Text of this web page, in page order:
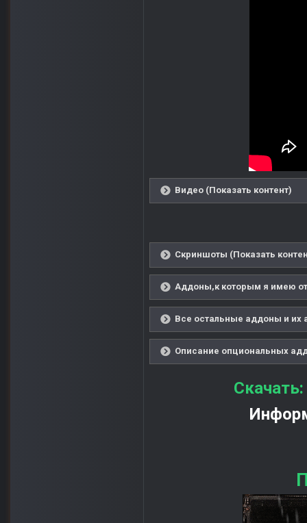
Видео (Показать контент)
Скриншоты (Показать
Аддоны,к которым я имею
Все остальные аддоны и их
Описание опциональных
Скачать: